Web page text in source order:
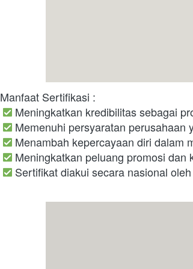
Manfaat Sertifikasi :
Meningkatkan kredibilitas sebagai
Memenuhi persyaratan perusahaan
Menambah kepercayaan diri dalam
Meningkatkan peluang promosi dan
Sertifikat diakui secara nasional